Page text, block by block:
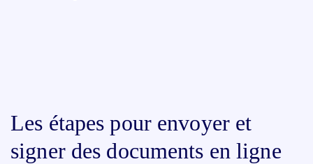
Les étapes pour envoyer et
signer des documents en ligne